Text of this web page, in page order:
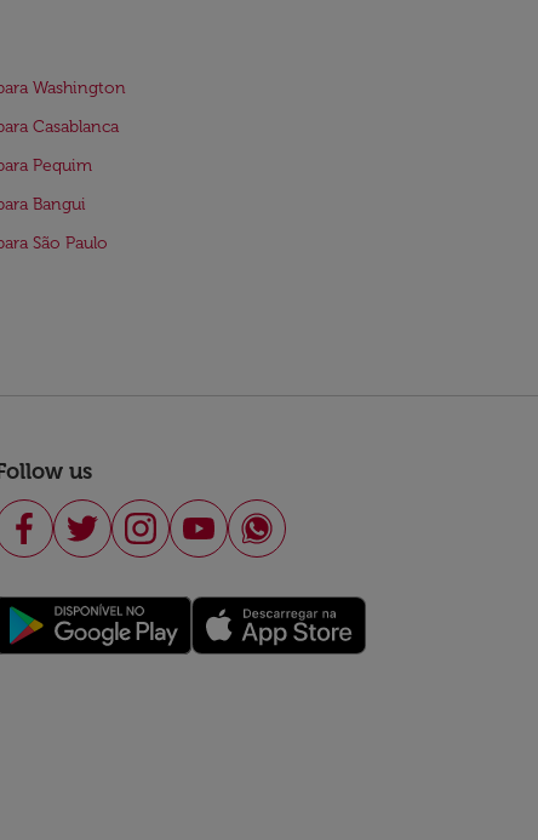
Washington
Casablanca
Pequim
Bangui
São Paulo
us